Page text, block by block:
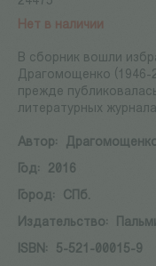
Нет в наличии
В сборник вошли
Драгомощенко (1946-2012), большая
прежде
литературных
Автор:
Год:
2016
Город:
СПб.
Издательство:
ISBN:
5-521-00015-9